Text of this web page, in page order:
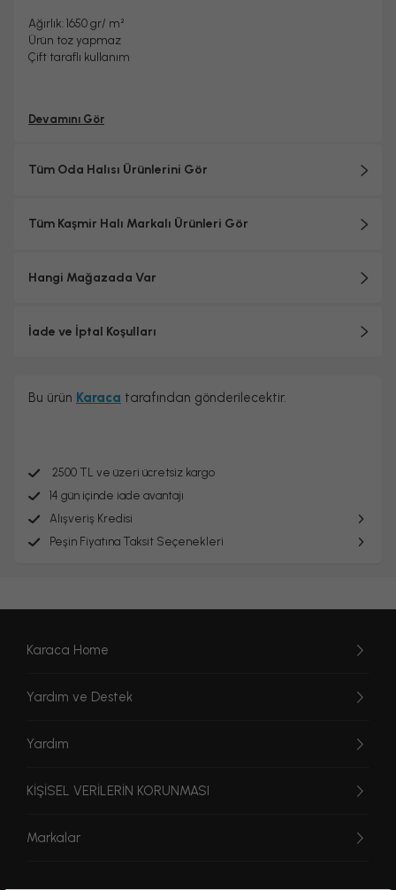
Ağırlık: 1650 gr/ m²
Ürün toz yapmaz
Çift taraflı kullanım
Devamını Gör
Tüm Oda Halısı Ürünlerini Gör
Tüm Kaşmir Halı Markalı Ürünleri Gör
Hangi Mağazada Var
İade ve İptal Koşulları
Bu ürün Karaca tarafından gönderilecektir.
2500 TL ve üzeri ücretsiz kargo
14 gün içinde iade avantajı
Alışveriş Kredisi
Peşin Fiyatına Taksit Seçenekleri
Karaca Home
Yardım ve Destek
Yardım
KİŞİSEL VERİLERİN KORUNMASI
Markalar